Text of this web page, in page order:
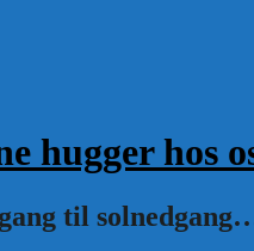
hugger hos
til